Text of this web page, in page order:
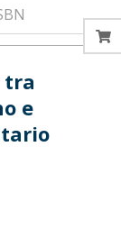
tra
e